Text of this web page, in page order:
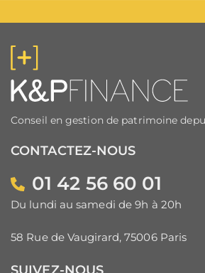
Conseil en gestion de patrimoine
CONTACTEZ-NOUS
01 42 56 60 01
Du lundi au samedi de 9h à 20h
58 Rue de Vaugirard, 75006 Paris
SUIVEZ-NOUS